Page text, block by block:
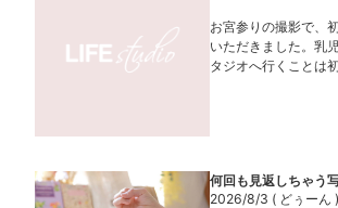
お宮参りの撮影で、
いただきました。乳
タジオへ行くことは
何回も見返しちゃう
2026/8/3 ( どぅーん )